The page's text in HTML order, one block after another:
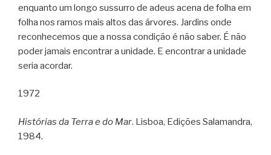
enquanto um longo sussurro de adeus acena de folha em
folha nos ramos mais altos das árvores. Jardins onde
reconhecemos que a nossa condição é não saber. É não
poder jamais encontrar a unidade. E encontrar a unidade
seria acordar.
1972
Histórias da Terra e do Mar. Lisboa, Edições Salamandra,
1984.